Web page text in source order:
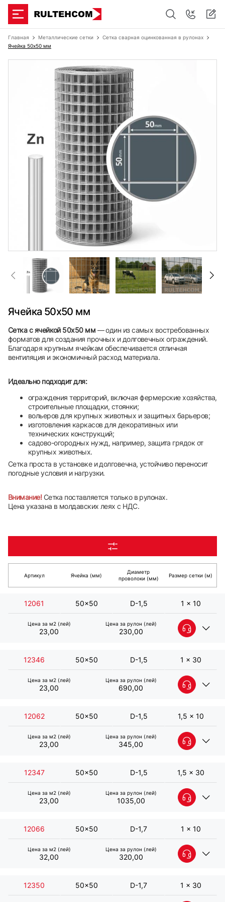
Главная Металлические сетки
Сетка сварная оцинкованная в рулонах
Ячейка 50х50 мм
Ячейка 50х50 мм
Сетка с ячейкой 50х50 мм — один из самых востребованных
форматов для создания прочных и долговечных ограждений.
Благодаря крупным ячейкам обеспечивается отличная
вентиляция и экономичный расход материала.
Идеально подходит для:
ограждения территорий, включая фермерские хозяйства,
строительные площадки, стоянки;
вольеров для крупных животных и защитных барьеров;
изготовления каркасов для декоративных или
технических конструкций;
садово-огородных нужд, например, защита грядок от
крупных животных.
Сетка проста в установке и долговечна, устойчиво переносит
погодные условия и нагрузки.
Внимание!Сетка поставляется только в рулонах.
Цена указана в молдавских леях с НДС.
Артикул Ячейка (мм)
Диаметр
проволоки (мм)
Размер сетки (м)
12061 50x50 D-1,5 1 x 10
Цена за м2 (лей)
23,00
Цена за рулон (лей)
230,00
Сетка сварная оцинкованная 50х50 D-
Общие характеристики:
Размер сетки (м) - 1 x 10
12346 50x50 D-1,5 1 x 30
Цена за м2 (лей)
23,00
Цена за рулон (лей)
690,00
Сетка сварная оцинкованная 50х50 D-
12062 50x50 D-1,5 1,5 x 10
Цена за м2 (лей)
23,00
Цена за рулон (лей)
345,00
12347 50x50 D-1,5 1,5 x 30
Цена за м2 (лей)
23,00
Цена за рулон (лей)
1035,00
12066 50x50 D-1,7 1 x 10
Цена за м2 (лей)
32,00
Цена за рулон (лей)
320,00
12350 50x50 D-1,7 1 x 30